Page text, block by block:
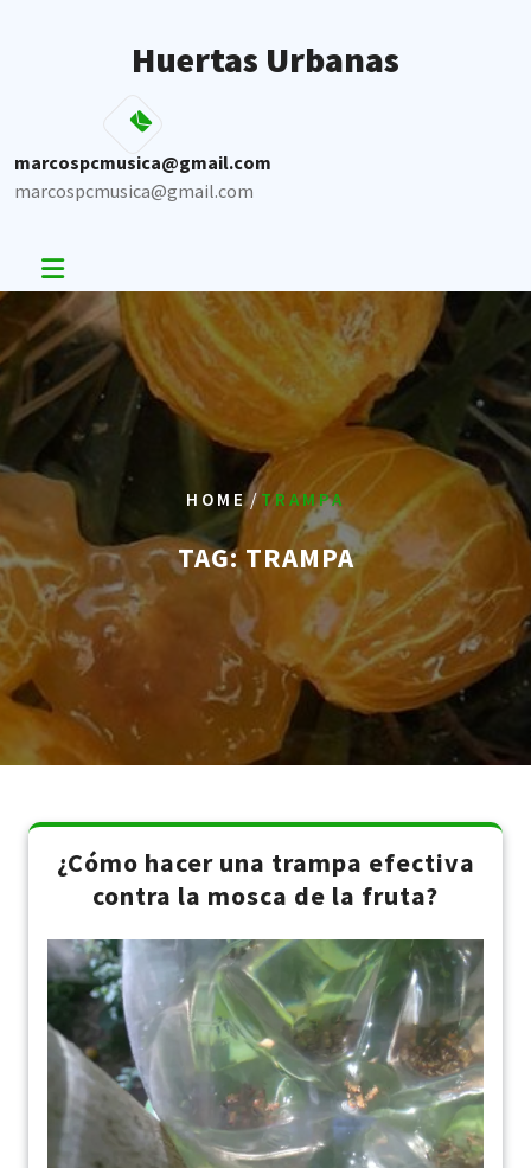
Huertas Urbanas
marcospcmusica@gmail.com
marcospcmusica@gmail.com
HOME/TRAMPA
TAG:TRAMPA
¿Cómo hacer una trampa efectiva
contra la mosca de la fruta?